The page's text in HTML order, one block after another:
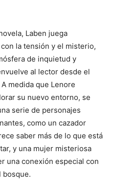
Laben juega
la tensión y el misterio,
de inquietud y
al lector desde el
medida que Lenore
su nuevo entorno, se
serie de personajes
como un cazador
saber más de lo que está
y una mujer misteriosa
una conexión especial con
bosque.